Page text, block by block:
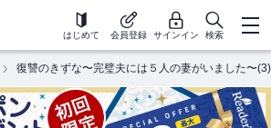
はじめて 会員登録 サインイン 検索
復讐のきずな〜完璧夫には５人の妻がいました〜(3)